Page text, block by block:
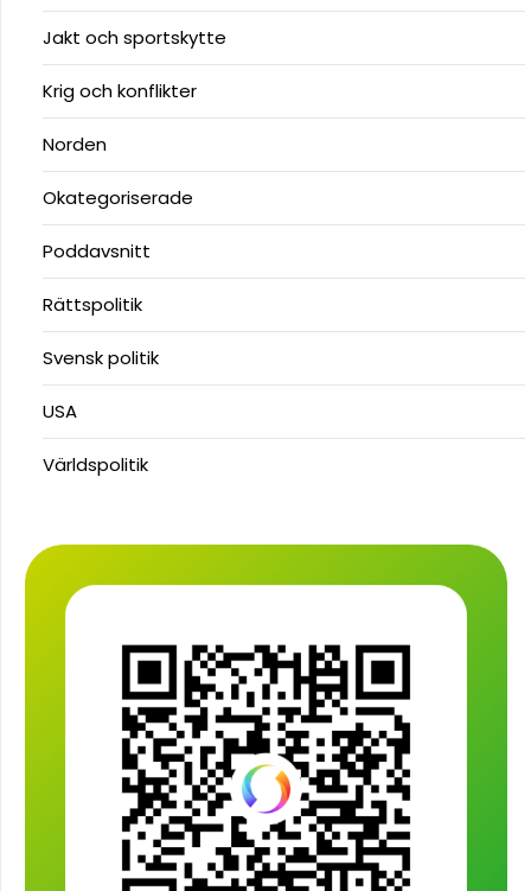
Jakt och sportskytte
Krig och konflikter
Norden
Okategoriserade
Poddavsnitt
Rättspolitik
Svensk politik
USA
Världspolitik